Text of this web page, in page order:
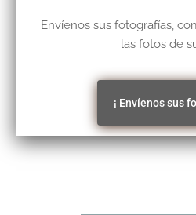
Envíenos sus fotografías,
las fotos de
¡ Envíenos sus